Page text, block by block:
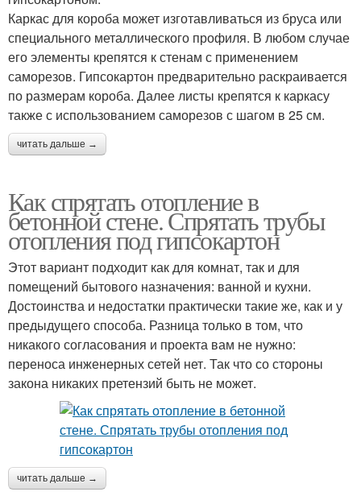
Каркас для короба может изготавливаться из бруса или
специального металлического профиля. В любом случае
его элементы крепятся к стенам с применением
саморезов. Гипсокартон предварительно раскраивается
по размерам короба. Далее листы крепятся к каркасу
также с использованием саморезов с шагом в 25 см.
читать дальше →
Как спрятать отопление в
бетонной стене. Спрятать трубы
отопления под гипсокартон
Этот вариант подходит как для комнат, так и для
помещений бытового назначения: ванной и кухни.
Достоинства и недостатки практически такие же, как и у
предыдущего способа. Разница только в том, что
никакого согласования и проекта вам не нужно:
переноса инженерных сетей нет. Так что со стороны
закона никаких претензий быть не может.
читать дальше →